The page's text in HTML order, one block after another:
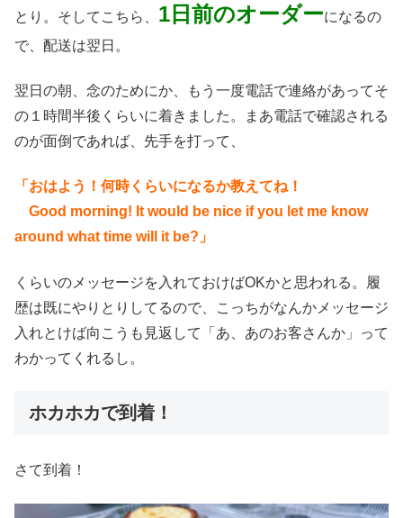
とり。そしてこちら、 1日前のオーダーになるの
で、配送は翌日。
翌日の朝、念のためにか、もう一度電話で連絡があってそ
の１時間半後くらいに着きました。まあ電話で確認される
のが面倒であれば、先手を打って、
「おはよう！何時くらいになるか教えてね！
Good morning! It would be nice if you let me know
around what time will it be? 」
くらいのメッセージを入れておけばOKかと思われる。履
歴は既にやりとりしてるので、こっちがなんかメッセージ
入れとけば向こうも見返して「あ、あのお客さんか」って
わかってくれるし。
ホカホカで到着！
さて到着！